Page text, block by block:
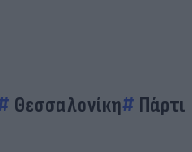
Θεσσαλονίκη
Πάρτι